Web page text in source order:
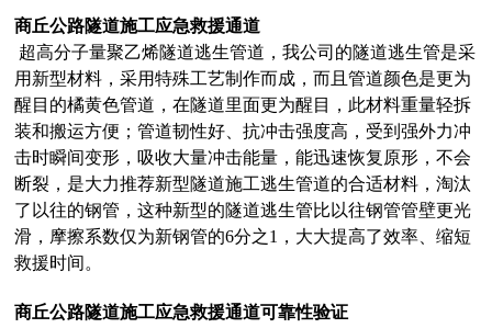
商丘公路隧道施工应急救援通道
超高分子量聚乙烯隧道逃生管道，我公司的隧道逃生管是采
用新型材料，采用特殊工艺制作而成，而且管道颜色是更为
醒目的橘黄色管道，在隧道里面更为醒目，此材料重量轻拆
装和搬运方便；管道韧性好、抗冲击强度高，受到强外力冲
击时瞬间变形，吸收大量冲击能量，能迅速恢复原形，不会
断裂，是大力推荐新型隧道施工逃生管道的合适材料，淘汰
了以往的钢管，这种新型的隧道逃生管比以往钢管管壁更光
滑，摩擦系数仅为新钢管的6分之1，大大提高了效率、缩短
救援时间。
商丘公路隧道施工应急救援通道可靠性验证